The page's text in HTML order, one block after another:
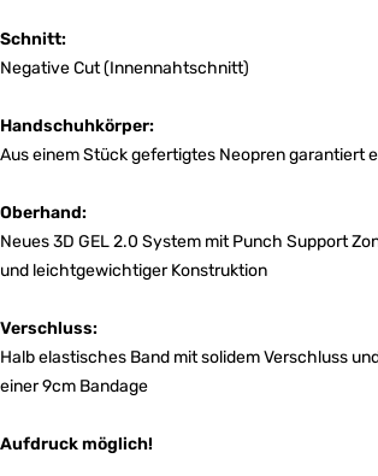
Schnitt:
Negative Cut (Innennahtschnitt)
Handschuhkörper:
Aus einem Stück gefertigtes Neopren garantiert
Oberhand:
Neues 3D GEL 2.0 System mit Punch Support
und leichtgewichtiger Konstruktion
Verschluss:
Halb elastisches Band mit solidem Verschluss
einer 9cm Bandage
Aufdruck möglich!